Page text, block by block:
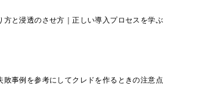
方と浸透のさせ方｜正しい導入プロセスを学ぶ
敗事例を参考にしてクレドを作るときの注意点